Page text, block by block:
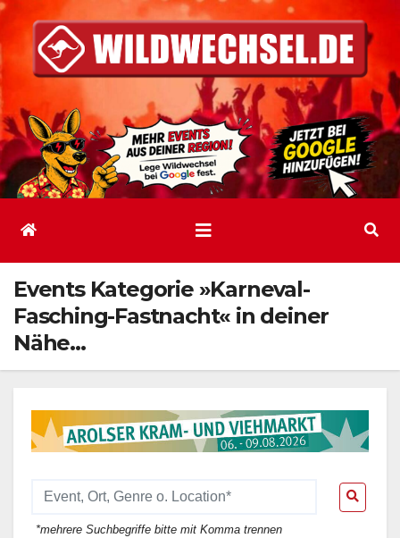
Inhalt
springen
Events Kategorie »Karneval-
Fasching-Fastnacht« in deiner
Nähe…
*mehrere Suchbegriffe bitte mit Komma trennen